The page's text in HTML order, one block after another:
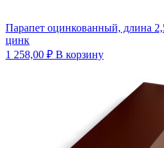
Парапет оцинкованный, длина
цинк
1 258,00 ₽ В корзину